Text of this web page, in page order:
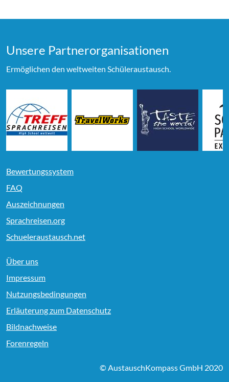
Unsere Partner­organi­sationen
Ermöglichen den weltweiten Schüleraustausch.
Bewertungssystem
FAQ
Auszeichnungen
Sprachreisen.org
Schueleraustausch.net
Über uns
Impressum
Nutzungsbedingungen
Erläuterung zum Datenschutz
Bildnachweise
Forenregeln
© AustauschKompass GmbH 2020